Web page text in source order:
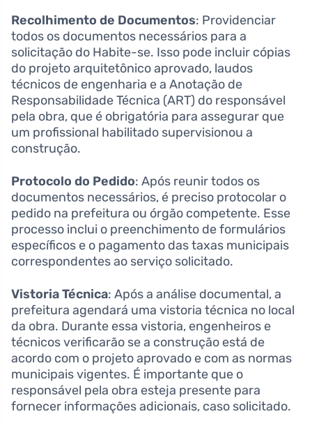
Recolhimento de Documentos: Providenciar
todos os documentos necessários para a
solicitação do Habite-se. Isso pode incluir cópias
do projeto arquitetônico aprovado, laudos
técnicos de engenharia e a Anotação de
Responsabilidade Técnica (ART) do responsável
pela obra, que é obrigatória para assegurar que
um profissional habilitado supervisionou a
construção.
Protocolo do Pedido: Após reunir todos os
documentos necessários, é preciso protocolar o
pedido na prefeitura ou órgão competente. Esse
processo inclui o preenchimento de formulários
específicos e o pagamento das taxas municipais
correspondentes ao serviço solicitado.
Vistoria Técnica: Após a análise documental, a
prefeitura agendará uma vistoria técnica no local
da obra. Durante essa vistoria, engenheiros e
técnicos verificarão se a construção está de
acordo com o projeto aprovado e com as normas
municipais vigentes. É importante que o
responsável pela obra esteja presente para
fornecer informações adicionais, caso solicitado.